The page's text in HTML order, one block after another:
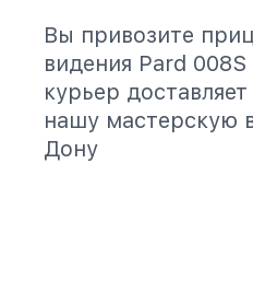
Вы привозите
видения Pard
курьер
нашу мастерскую
Дону